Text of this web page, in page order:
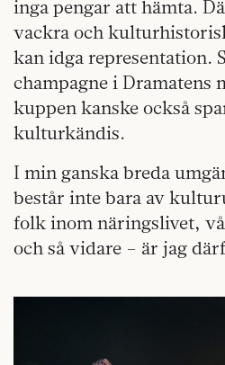
inga pengar att hämta.
vackra och
kan idga representation.
champagne i Dramatens
kuppen kanske också
kulturkändis.
I min ganska breda
består inte bara av
folk inom näringslivet,
och så vidare – är jag